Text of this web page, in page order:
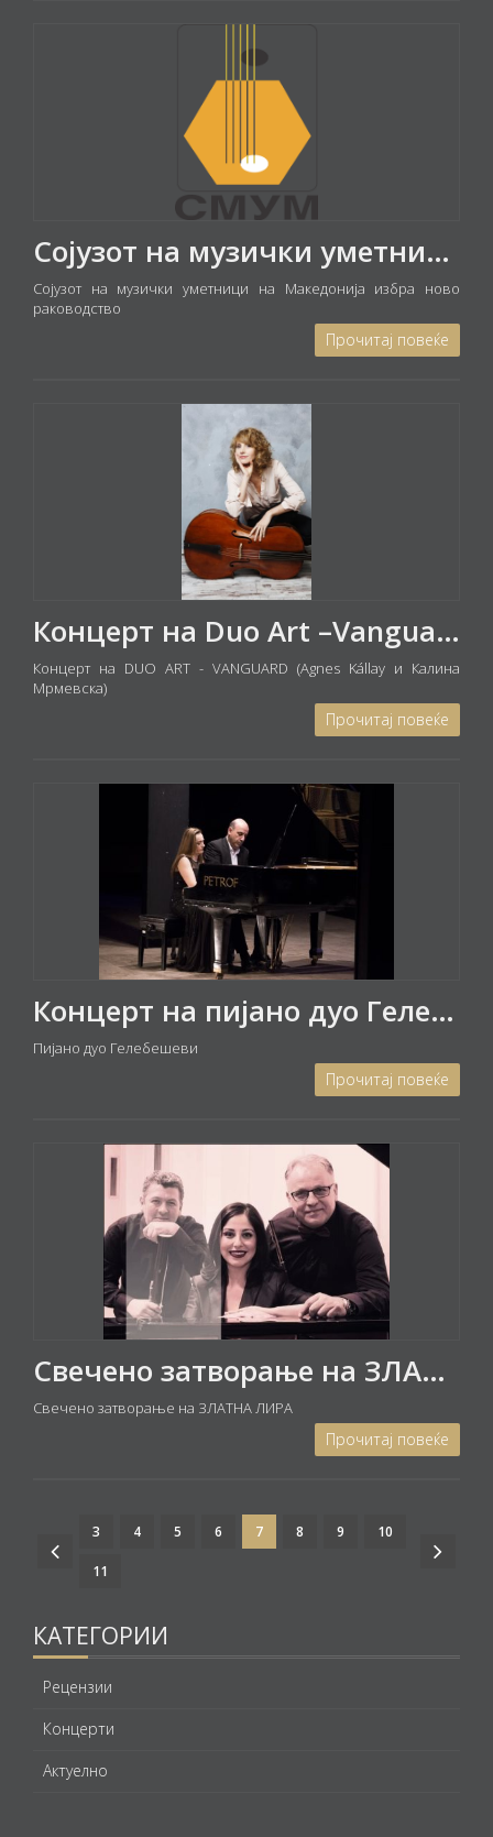
Сојузот на музички уметници на Македонија избра ново раководство
Сојузот на музички уметници на Македонија избра ново
раководство
Прочитај повеќе
Концерт на Duo Art –Vanguard
Концерт на DUO ART - VANGUARD (Agnes Kállay и Калина
Мрмевска)
Прочитај повеќе
Концерт на пијано дуо Гелебешеви
Пијано дуо Гелебешеви
Прочитај повеќе
Свечено затворање на ЗЛАТНА ЛИРА 2022 и доделување на наградите на СМУМ
Свечено затворање на ЗЛАТНА ЛИРА
Прочитај повеќе
3 4 5 6 7 8 9 10
11
КАТЕГОРИИ
Рецензии
Концерти
Актуелно